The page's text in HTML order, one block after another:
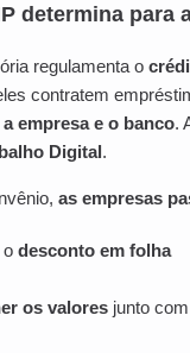
determina para
regulamenta o
contratem
empresa e o banco.
Digital.
as empresas
odesconto em folha
os valores junto